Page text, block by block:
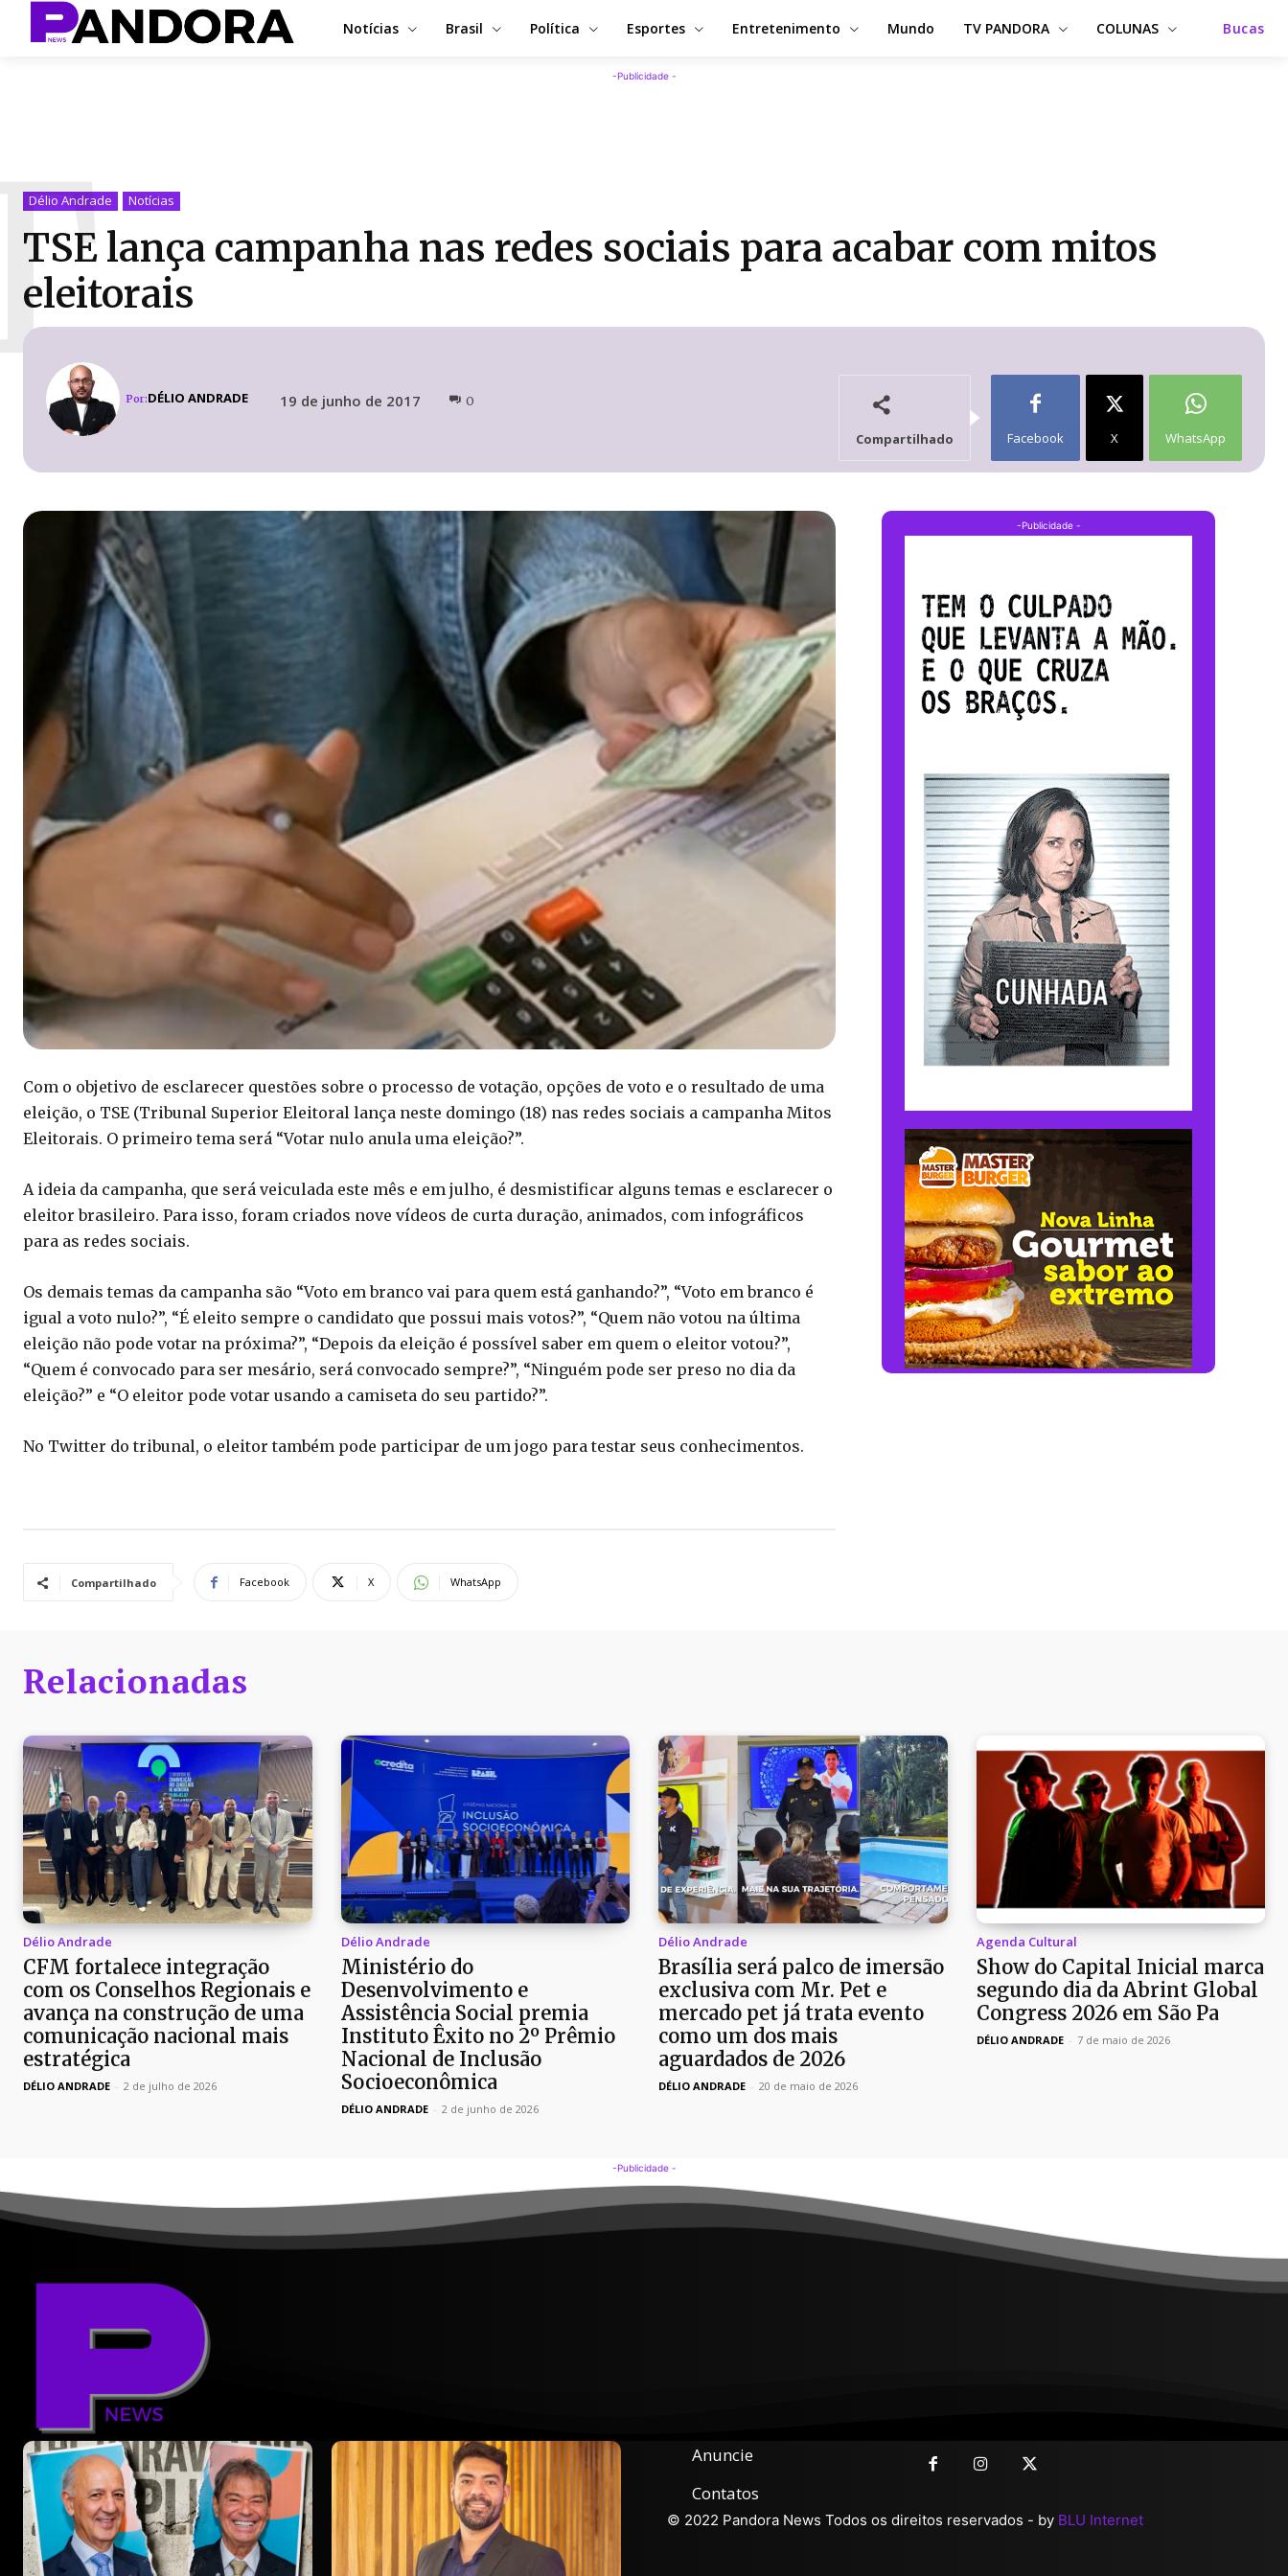
Notícias Brasil Política Esportes Entretenimento Mundo TV PANDORA COLUNAS Bucas
-Publicidade -
Délio Andrade Notícias
TSE lança campanha nas redes sociais para acabar com mitos
eleitorais
Por:DÉLIO ANDRADE 19 de junho de 2017 0
Compartilhado Facebook X WhatsApp
Com o objetivo de esclarecer questões sobre o processo de votação, opções de voto e o resultado de uma
eleição, o TSE (Tribunal Superior Eleitoral lança neste domingo (18) nas redes sociais a campanha Mitos
Eleitorais. O primeiro tema será “Votar nulo anula uma eleição?”.
A ideia da campanha, que será veiculada este mês e em julho, é desmistificar alguns temas e esclarecer o
eleitor brasileiro. Para isso, foram criados nove vídeos de curta duração, animados, com infográficos
para as redes sociais.
Os demais temas da campanha são “Voto em branco vai para quem está ganhando?”, “Voto em branco é
igual a voto nulo?”, “É eleito sempre o candidato que possui mais votos?”, “Quem não votou na última
eleição não pode votar na próxima?”, “Depois da eleição é possível saber em quem o eleitor votou?”,
“Quem é convocado para ser mesário, será convocado sempre?”, “Ninguém pode ser preso no dia da
eleição?” e “O eleitor pode votar usando a camiseta do seu partido?”.
No Twitter do tribunal, o eleitor também pode participar de um jogo para testar seus conhecimentos.
Compartilhado Facebook X WhatsApp
-Publicidade -
Relacionadas
Délio Andrade
CFM fortalece integração
com os Conselhos Regionais e
avança na construção de uma
comunicação nacional mais
estratégica
DÉLIO ANDRADE - 2 de julho de 2026
Délio Andrade
Ministério do
Desenvolvimento e
Assistência Social premia
Instituto Êxito no 2º Prêmio
Nacional de Inclusão
Socioeconômica
DÉLIO ANDRADE - 2 de junho de 2026
Délio Andrade
Brasília será palco de imersão
exclusiva com Mr. Pet e
mercado pet já trata evento
como um dos mais
aguardados de 2026
DÉLIO ANDRADE - 20 de maio de 2026
Agenda Cultural
Show do Capital Inicial marca
segundo dia da Abrint Global
Congress 2026 em São Pa
DÉLIO ANDRADE - 7 de maio de 2026
-Publicidade -
Anuncie
Contatos
© 2022 Pandora News Todos os direitos reservados - by BLU Internet